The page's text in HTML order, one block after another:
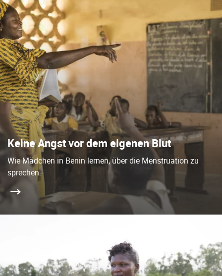
Keine Angst vor dem eigenen Blut
Wie Mädchen in Benin lernen, über die Menstruation zu
sprechen.